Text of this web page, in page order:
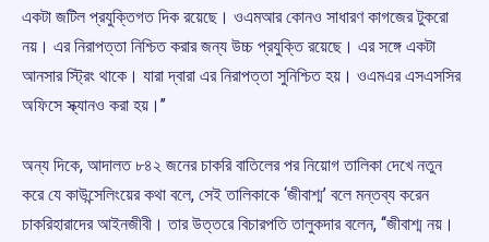
একটা জটিল প্রযুক্তিগত দিক রয়েছে। ওএমআর কোনও সাধারণ কাগজের টুকরো
নয়। এর নিরাপত্তা নিশ্চিত করার জন্য উচ্চ প্রযুক্তি রয়েছে। এর সঙ্গে একটা
আনসার স্ট্রিং থাকে। যারা দ্বারা এর নিরাপত্তা সুনিশ্চিত হয়। ওএমএর এসএসসির
অফিসে স্ক্যানও করা হয়।’’
অন্য দিকে, আদালত ৮৪২ জনের চাকরি বাতিলের পর নিয়োগ তালিকা দেখে নতুন
করে যে কাউন্সেলিংয়ের কথা বলে, সেই তালিকাকে ‘জীবাশ্ম’ বলে মন্তব্য করেন
চাকরিহারাদের আইনজীবী। তার উত্তরে বিচারপতি তালুকদার বলেন, ‘‘জীবাশ্ম নয়।